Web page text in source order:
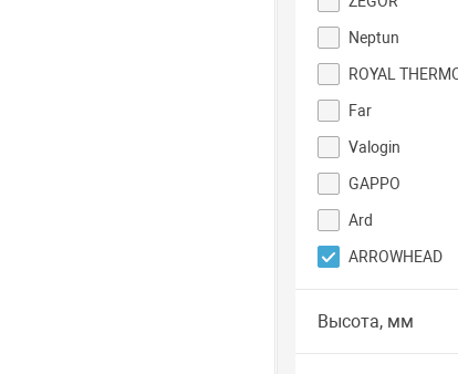
Neptun
ROYAL
Far
Valogin
GAPPO
Ard
ARROWHEAD
Высота, мм